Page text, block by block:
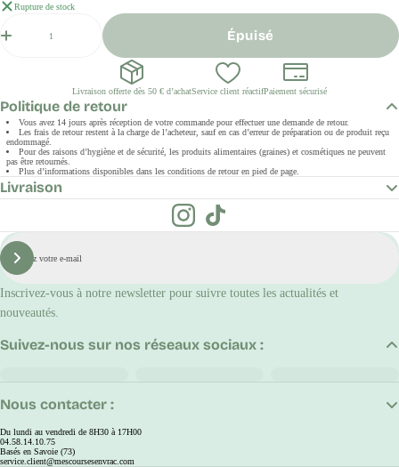
Rupture de stock
Épuisé
Livraison offerte dès 50 € d’achatService client réactifPaiement sécurisé
Politique de retour
Vous avez 14 jours après réception de votre commande pour effectuer une demande de retour.
Les frais de retour restent à la charge de l’acheteur, sauf en cas d’erreur de préparation ou de produit reçu
endommagé.
Pour des raisons d’hygiène et de sécurité, les produits alimentaires (graines) et cosmétiques ne peuvent
pas être retournés.
Plus d’informations disponibles dans les conditions de retour en pied de page.
Livraison
E-
mail
S'inscrire
Inscrivez-vous à notre newsletter pour suivre toutes les actualités et
nouveautés.
Nous contacter :
Du lundi au vendredi de 8H30 à 17H00
04.58.14.10.75
Basés en Savoie (73)
service.client@mescoursesenvrac.com
Suivez-nous sur nos réseaux sociaux :